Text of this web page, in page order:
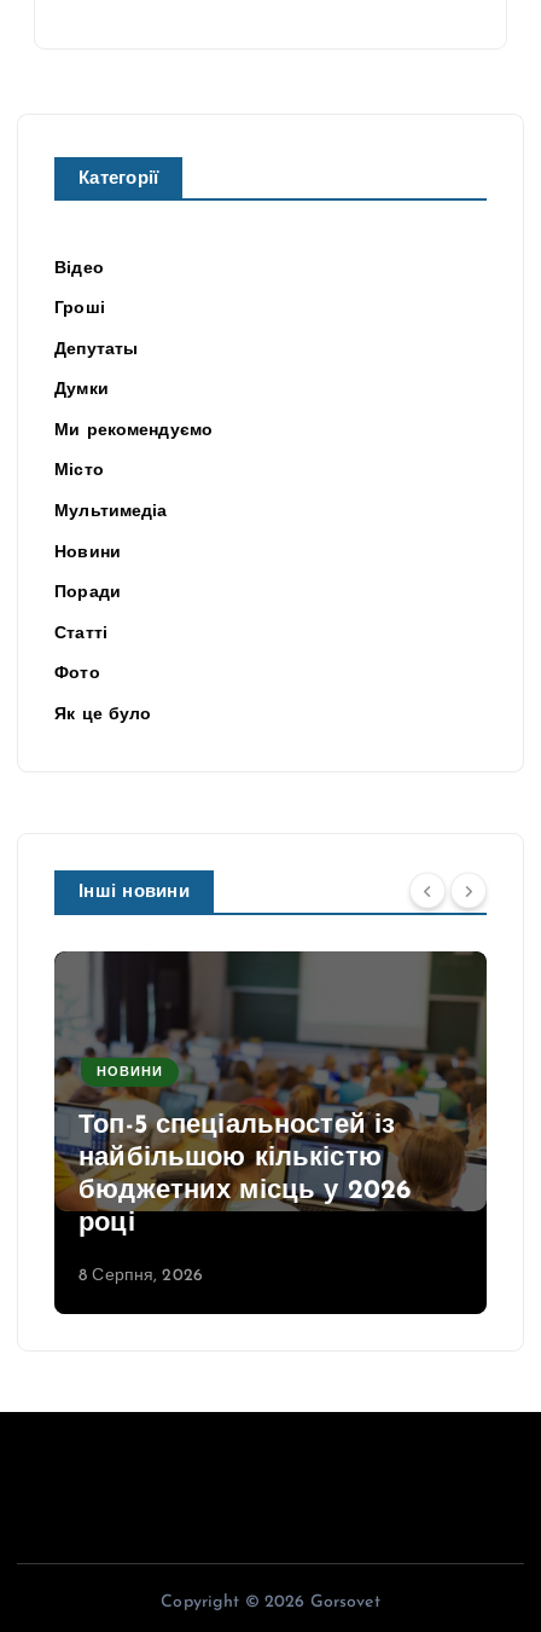
Категорії
Відео
Гроші
Депутаты
Думки
Ми рекомендуємо
Місто
Мультимедіа
Новини
Поради
Статті
Фото
Як це було
Інші новини
НОВИНИ
Топ-5 спеціальностей із
найбільшою кількістю
бюджетних місць у 2026
році
8 Серпня, 2026
Copyright © 2026 Gorsovet